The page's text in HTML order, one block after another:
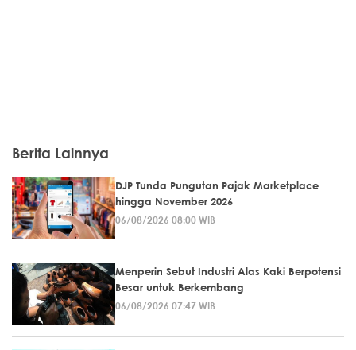
Berita Lainnya
DJP Tunda Pungutan Pajak Marketplace
hingga November 2026
06/08/2026 08:00 WIB
Menperin Sebut Industri Alas Kaki Berpotensi
Besar untuk Berkembang
06/08/2026 07:47 WIB